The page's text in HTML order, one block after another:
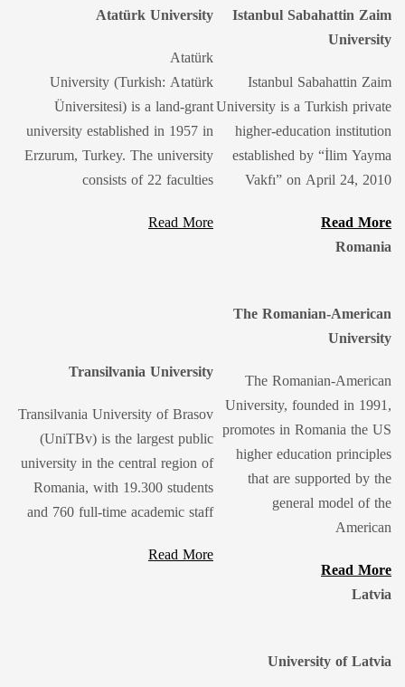
Istanbul Sabahattin Zaim
University
Istanbul Sabahattin Zaim
University is a Turkish private
higher-education institution
established by “İlim Yayma
Vakfı” on April 24, 2010
Read More
Atatürk University
Atatürk
University (Turkish: Atatürk
Üniversitesi) is a land-grant
university established in 1957 in
Erzurum, Turkey. The university
consists of 22 faculties
Read More
Romania
The Romanian-American
University
The Romanian-American
University, founded in 1991,
promotes in Romania the US
higher education principles
that are supported by the
general model of the
American ​
Read More
Transilvania University
Transilvania University of Brasov
(UniTBv) is the largest public
university in the central region of
Romania, with 19.300 students
and 760 full-time academic staff
Read More
Latvia
University of Latvia